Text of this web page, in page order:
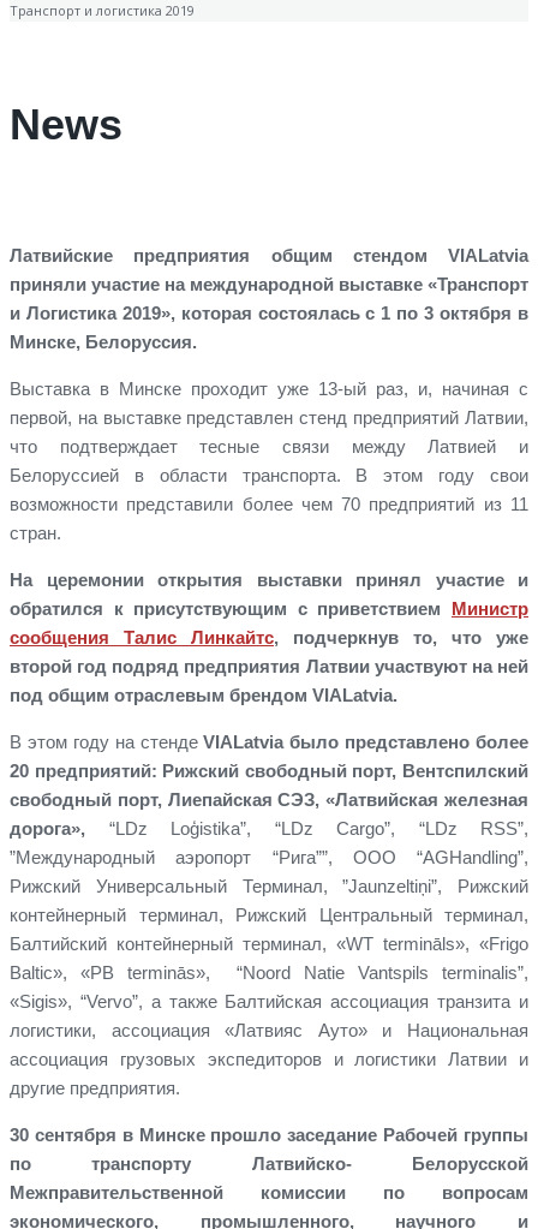
Транспорт и логистика 2019
News
Латвийские предприятия общим стендом VIALatvia
приняли участие на международной выставке «Транспорт
и Логистика 2019», которая состоялась с 1 по 3 октября в
Минске, Белоруссия.
Выставка в Минске проходит уже 13-ый раз, и, начиная с
первой, на выставке представлен стенд предприятий Латвии,
что подтверждает тесные связи между Латвией и
Белоруссией в области транспорта. В этом году свои
возможности представили более чем 70 предприятий из 11
стран.
На церемонии открытия выставки принял участие и
обратился к присутствующим с приветствием Министр
сообщения Талис Линкайтс, подчеркнув то, что уже
второй год подряд предприятия Латвии участвуют на ней
под общим отраслевым брендом VIALatvia.
В этом году на стендеVIALatvia было представлено более
20 предприятий: Рижский свободный порт, Вентспилский
свободный порт, Лиепайская СЭЗ, «Латвийская железная
дорога», “LDz Loģistika”, “LDz Cargo”, “LDz RSS”,
”Международный аэропорт “Рига””, ООО “AGHandling”,
Рижский Универсальный Терминал, ”Jaunzeltiņi”, Рижский
контейнерный терминал, Рижский Центральный терминал,
Балтийский контейнерный терминал, «WT termināls», «Frigo
Baltic», «PB terminās», “Noord Natie Vantspils terminalis”,
«Sigis», “Vervo”, а также Балтийская ассоциация транзита и
логистики, ассоциация «Латвияс Ауто» и Национальная
ассоциация грузовых экспедиторов и логистики Латвии и
другие предприятия.
30 сентября в Минске прошло заседание Рабочей группы
по транспорту Латвийско- Белорусской
Межправительственной комиссии по вопросам
экономического, промышленного, научного и